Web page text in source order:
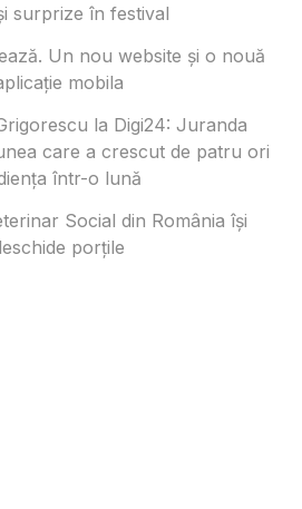
surprize în festival
Un nou website și o nouă
mobila
la Digi24: Juranda
care a crescut de patru ori
într-o lună
Social din România își
porțile